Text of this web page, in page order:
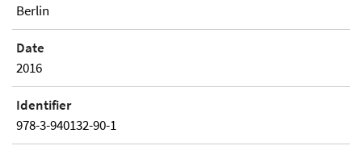
Berlin
Date
2016
Identifier
978-3-940132-90-1